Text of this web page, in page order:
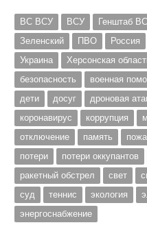
ВС ВСУ ВСУ Генштаб
Зеленский
ПВО Россия
Украина
Херсонская
безопасность
военная
дети
досуг дроновая
коронавирус
коррупция
отключение
память
потери
потери оккупантов
ракетный обстрел
свет
суд
теннис экология
энергоснабжение